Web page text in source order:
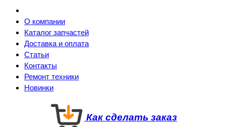
О компании
Каталог запчастей
Доставка и оплата
Статьи
Контакты
Ремонт техники
Новинки
Как сделать заказ